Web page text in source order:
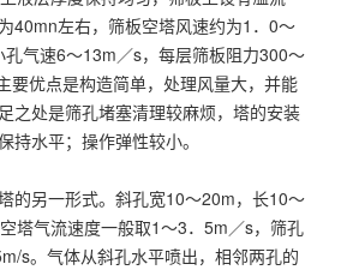
40mn左右，筛板空塔风速约为1．0～
气速6～13m／s，每层筛板阻力300～
要优点是构造简单，处理风量大，并能
之处是筛孔堵塞清理较麻烦，塔的安装
持水平；操作弹性较小。
的另一形式。斜孔宽10～20m，长10～
塔气流速度一般取1～3．5m／s，筛孔
s。气体从斜孔水平喷出，相邻两孔的